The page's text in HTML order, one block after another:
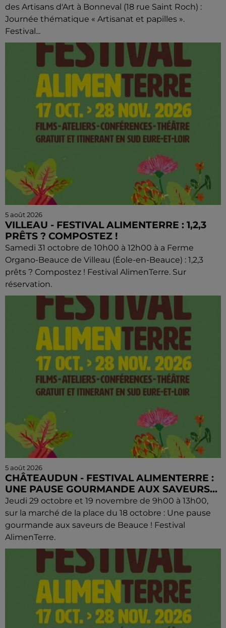
des Artisans d'Art à Bonneval (18 rue Saint Roch) :
Journée thématique « Artisanat et papilles ».
Festival...
5 août 2026
VILLEAU - FESTIVAL ALIMENTERRE : 1,2,3
PRÊTS ? COMPOSTEZ !
Samedi 31 octobre de 10h00 à 12h00 à a Ferme
Organo-Beauce de Villeau (Éole-en-Beauce) : 1,2,3
prêts ? Compostez ! Festival AlimenTerre. Sur
réservation.
5 août 2026
CHÂTEAUDUN - FESTIVAL ALIMENTERRE :
UNE PAUSE GOURMANDE AUX SAVEURS...
Jeudi 29 octobre et 19 novembre de 9h00 à 13h00,
sur la marché de la place du 18 octobre : Une pause
gourmande aux saveurs de Beauce ! Festival
AlimenTerre.